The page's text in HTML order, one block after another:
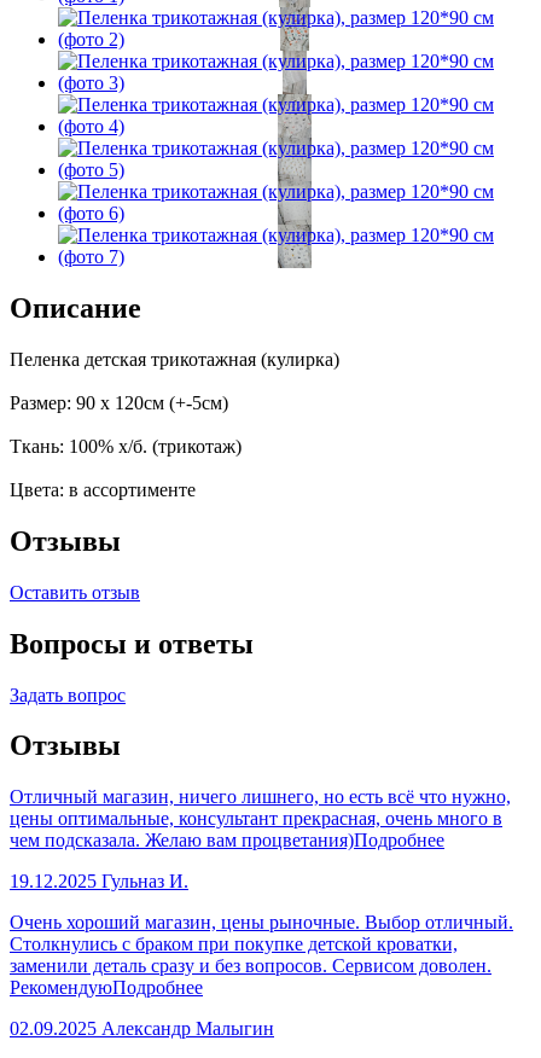
Описание
Пеленка детская трикотажная (кулирка)
Размер: 90 х 120см (+-5см)
Ткань: 100% х/б. (трикотаж)
Цвета: в ассортименте
Отзывы
Оставить отзыв
Вопросы и ответы
Задать вопрос
Отзывы
Отличный магазин, ничего лишнего, но есть всё что нужно,
цены оптимальные, консультант прекрасная, очень много в
чем подсказала. Желаю вам процветания)Подробнее
19.12.2025 Гульназ И.
Очень хороший магазин, цены рыночные. Выбор отличный.
Столкнулись с браком при покупке детской кроватки,
заменили деталь сразу и без вопросов. Сервисом доволен.
РекомендуюПодробнее
02.09.2025 Александр Малыгин